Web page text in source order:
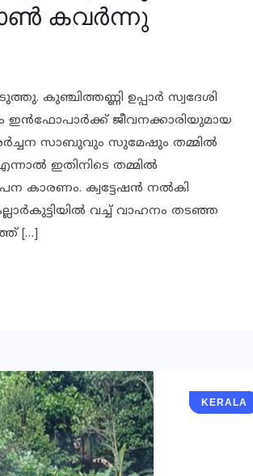
കവര്‍ന്നു
കുഞ്ചിത്തണ്ണി ഉപ്പാര്‍ സ്വദേശി
ഇന്‍ഫോപാര്‍ക്ക് ജീവനക്കാരിയുമായ
സാബുവും സുമേഷും തമ്മില്‍
ഇതിനിടെ തമ്മില്‍
കാരണം. ക്വട്ടേഷന്‍ നല്‍കി
വച്ച് വാഹനം തടഞ്ഞ
[…]
KERALA
KERALA